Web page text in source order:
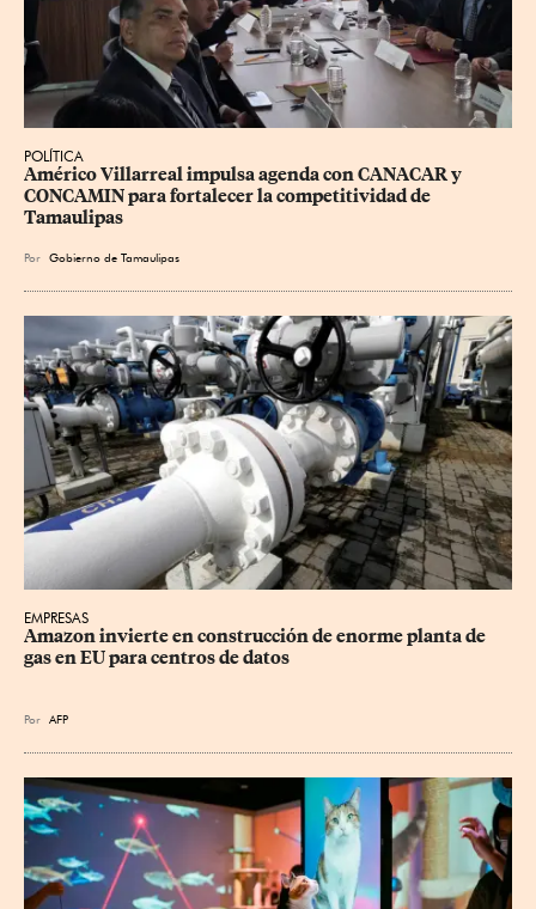
POLÍTICA
Américo Villarreal impulsa agenda con CANACAR y
CONCAMIN para fortalecer la competitividad de
Tamaulipas
Por Gobierno de Tamaulipas
EMPRESAS
Amazon invierte en construcción de enorme planta de
gas en EU para centros de datos
Por AFP